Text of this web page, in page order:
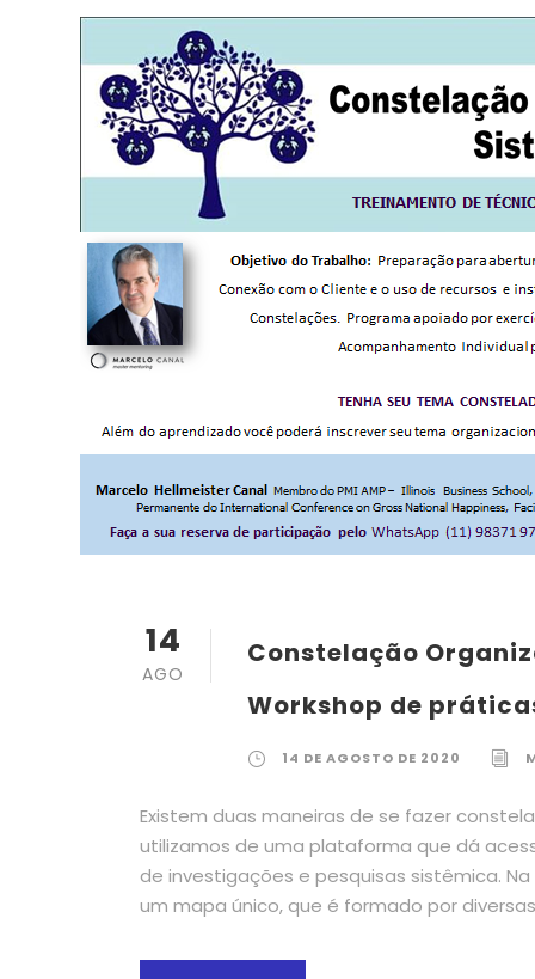
14
AGO
Constelação
Workshop de
14 DE AGOSTO DE 2020
Existem duas maneiras de se fazer
utilizamos de uma plataforma que dá
de investigações e pesquisas sistêmica.
um mapa único, que é formado por